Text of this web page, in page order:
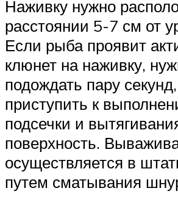
Наживку нужно
расстоянии 5-7 см от
Если рыба проявит
клюнет на наживку,
подождать пару
приступить к
подсечки и
поверхность.
осуществляется в
путем сматывания